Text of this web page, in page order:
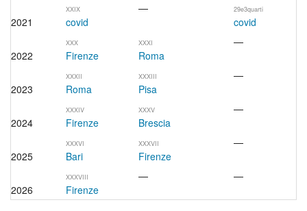
2021
XXIX
covid
— 29e3quarti
covid
2022
XXX
Firenze
XXXI
Roma
—
2023
XXXII
Roma
XXXIII
Pisa
—
2024
XXXIV
Firenze
XXXV
Brescia
—
2025
XXXVI
Bari
XXXVII
Firenze
—
2026
XXXVIII
Firenze
— —